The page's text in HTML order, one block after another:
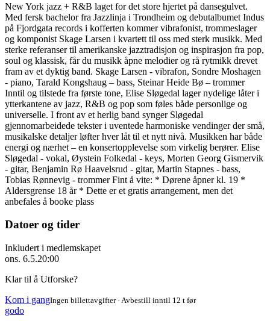
New York jazz + R&B laget for det store hjertet på dansegulvet.
Med fersk bachelor fra Jazzlinja i Trondheim og debutalbumet Indus
på Fjordgata records i kofferten kommer vibrafonist, trommeslager
og komponist Skage Larsen i kvartett til oss med sterk musikk. Med
sterke referanser til amerikanske jazztradisjon og inspirasjon fra pop,
soul og klassisk, får du musikk åpne melodier og rå rytmikk drevet
fram av et dyktig band. Skage Larsen - vibrafon, Sondre Moshagen
- piano, Tarald Kongshaug – bass, Steinar Heide Bø – trommer
Inntil og tilstede fra første tone, Elise Sløgedal lager nydelige låter i
ytterkantene av jazz, R&B og pop som føles både personlige og
universelle. I front av et herlig band synger Sløgedal
gjennomarbeidede tekster i uventede harmoniske vendinger der små,
musikalske detaljer løfter hver låt til et nytt nivå. Musikken har både
energi og nærhet – en konsertopplevelse som virkelig berører. Elise
Sløgedal - vokal, Øystein Folkedal - keys, Morten Georg Gismervik
- gitar, Benjamin Rø Haavelsrud - gitar, Martin Stapnes - bass,
Tobias Rønnevig - trommer Fint å vite: * Dørene åpner kl. 19 *
Aldersgrense 18 år * Dette er et gratis arrangement, men det
anbefales å booke plass
Datoer og tider
Inkludert i medlemskapet
ons. 6.5.20:00
Klar til å Utforske?
Kom i gangIngen billettavgifter · Avbestill inntil 12 t før
godo